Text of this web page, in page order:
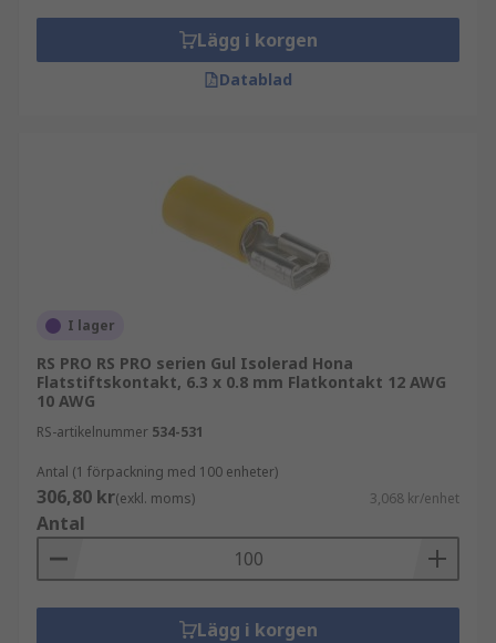
Lägg i korgen
Datablad
I lager
RS PRO RS PRO serien Gul Isolerad Hona
Flatstiftskontakt, 6.3 x 0.8 mm Flatkontakt 12 AWG
10 AWG
RS-artikelnummer 534-531
Antal (1 förpackning med 100 enheter)
306,80 kr(exkl. moms) 3,068 kr/enhet
Antal
Lägg i korgen